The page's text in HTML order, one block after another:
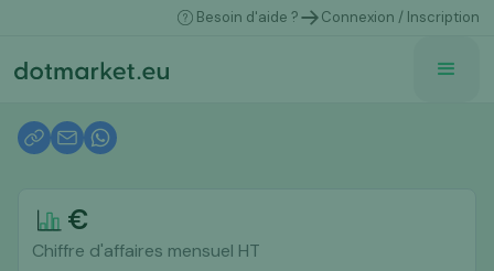
Besoin d'aide ? Connexion / Inscription
€
Chiffre d'affaires mensuel HT